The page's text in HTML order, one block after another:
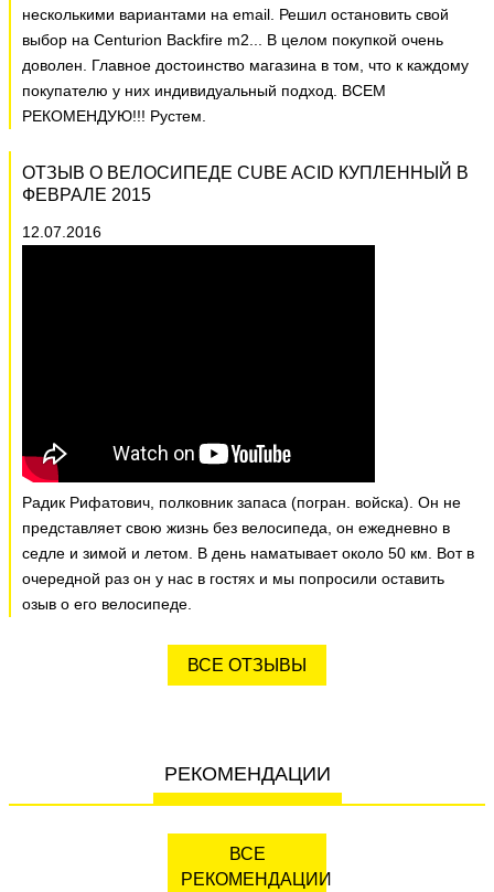
несколькими вариантами на email. Решил остановить свой
выбор на Centurion Backfire m2... В целом покупкой очень
доволен. Главное достоинство магазина в том, что к каждому
покупателю у них индивидуальный подход. ВСЕМ
РЕКОМЕНДУЮ!!! Рустем.
ОТЗЫВ О ВЕЛОСИПЕДЕ CUBE ACID КУПЛЕННЫЙ В
ФЕВРАЛЕ 2015
12.07.2016
Радик Рифатович, полковник запаса (погран. войска). Он не
представляет свою жизнь без велосипеда, он ежедневно в
седле и зимой и летом. В день наматывает около 50 км. Вот в
очередной раз он у нас в гостях и мы попросили оставить
озыв о его велосипеде.
ВСЕ ОТЗЫВЫ
РЕКОМЕНДАЦИИ
ВСЕ
РЕКОМЕНДАЦИИ